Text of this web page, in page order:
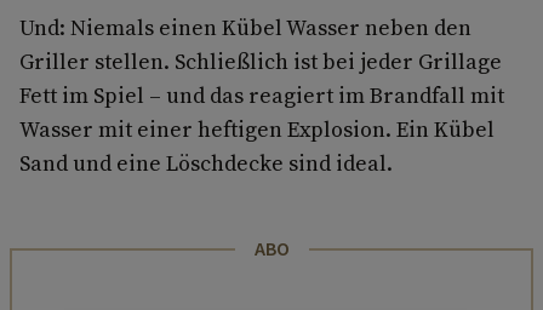
Und: Niemals einen Kübel Wasser neben den
Griller stellen. Schließlich ist bei jeder Grillage
Fett im Spiel – und das reagiert im Brandfall mit
Wasser mit einer heftigen Explosion. Ein Kübel
Sand und eine Löschdecke sind ideal.
ABO